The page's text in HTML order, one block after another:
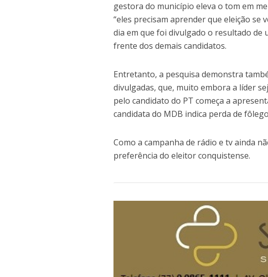
gestora do município eleva o tom em
“eles precisam aprender que eleição se
dia em que foi divulgado o resultado de
frente dos demais candidatos.
Entretanto, a pesquisa demonstra
divulgadas, que, muito embora a líder
pelo candidato do PT começa a
candidata do MDB indica perda de
Como a campanha de rádio e tv ainda
preferência do eleitor conquistense.